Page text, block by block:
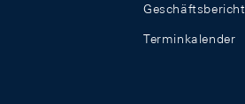
Geschäftsbericht
Terminkalender